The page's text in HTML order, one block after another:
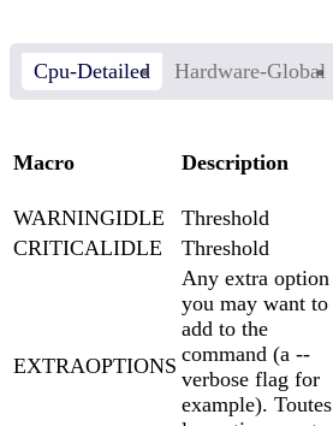
Cpu-Detailed Hardware-Global
Macro Description
WARNINGIDLE Threshold
CRITICALIDLE
Threshold
EXTRAOPTIONS
Any extra option
you may want to
add to the
command (a --
verbose flag for
example). Toutes